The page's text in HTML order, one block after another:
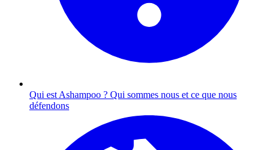
Qui est Ashampoo ? Qui sommes nous et ce que nous
défendons